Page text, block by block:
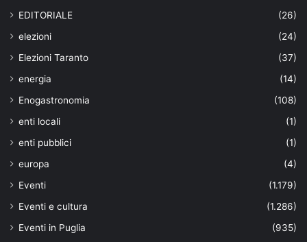
EDITORIALE
(26)
elezioni
(24)
Elezioni Taranto
(37)
energia
(14)
Enogastronomia
(108)
enti locali
(1)
enti pubblici
(1)
europa
(4)
Eventi
(1.179)
Eventi e cultura
(1.286)
Eventi in Puglia
(935)